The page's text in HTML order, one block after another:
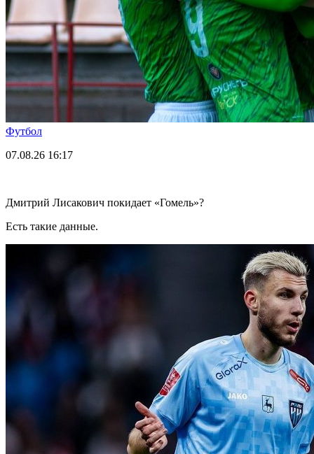
Футбол
07.08.26 16:17
Дмитрий Лисакович покидает «Гомель»?
Есть такие данные.